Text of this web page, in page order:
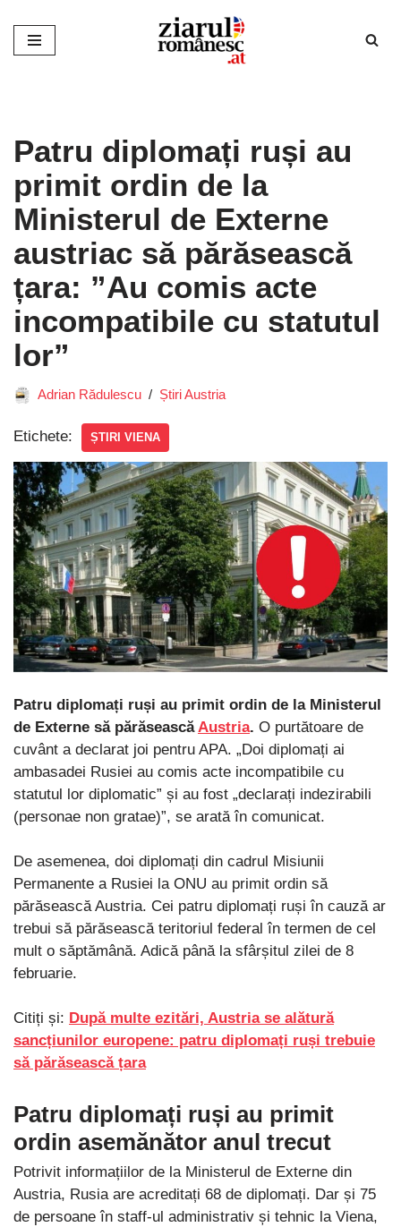
Sari
Patru diplomați ruși au
primit ordin de la
Ministerul de Externe
austriac să părăsească
țara: ”Au comis acte
incompatibile cu statutul
lor”
Adrian Rădulescu Știri Austria
Etichete: ȘTIRI VIENA
Patru diplomați ruși au primit ordin de la Ministerul
de Externe să părăseascăAustria. O purtătoare de
cuvânt a declarat joi pentru APA. „Doi diplomați ai
ambasadei Rusiei au comis acte incompatibile cu
statutul lor diplomatic” și au fost „declarați indezirabili
(personae non gratae)”, se arată în comunicat.
De asemenea, doi diplomați din cadrul Misiunii
Permanente a Rusiei la ONU au primit ordin să
părăsească Austria. Cei patru diplomați ruși în cauză ar
trebui să părăsească teritoriul federal în termen de cel
mult o săptămână. Adică până la sfârșitul zilei de 8
februarie.
Citiți și: După multe ezitări, Austria se alătură
sancțiunilor europene: patru diplomați ruși trebuie
să părăsească țara
Patru diplomați ruși au primit
ordin asemănător anul trecut
Potrivit informațiilor de la Ministerul de Externe din
Austria, Rusia are acreditați 68 de diplomați. Dar și 75
de persoane în staff-ul administrativ și tehnic la Viena,